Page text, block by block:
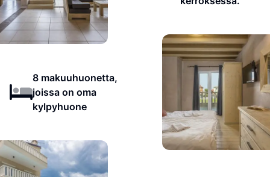
8 makuuhuonetta,
joissa on oma
kylpyhuone